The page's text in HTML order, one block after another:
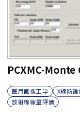
PCXMC-
医用画像工学 X線防
放射線線量評価